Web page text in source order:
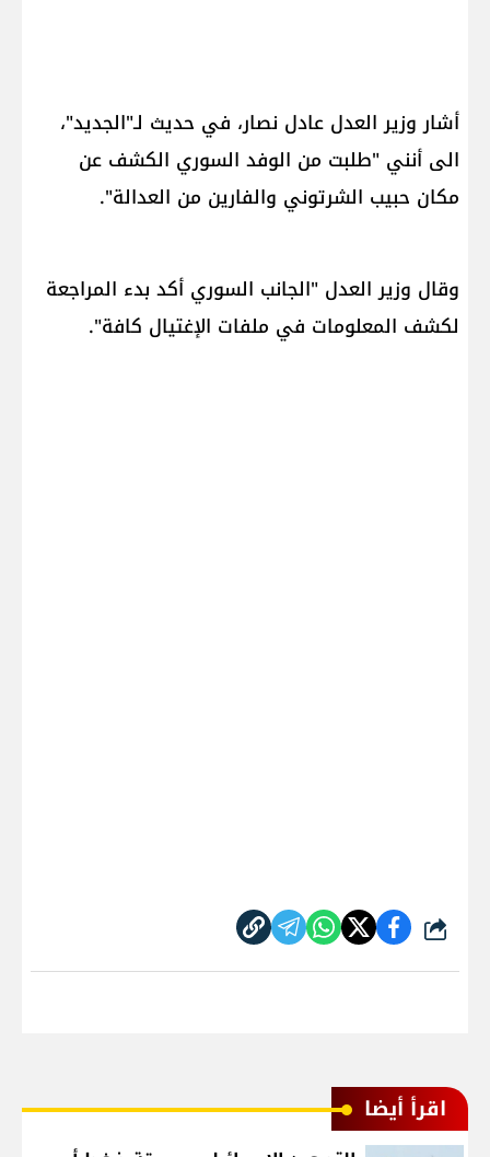
أشار وزير العدل عادل نصار، في حديث لـ"الجديد"،
الى أنني "طلبت من الوفد السوري الكشف عن
مكان حبيب الشرتوني والفارين من ​العدالة​".
وقال وزير العدل "الجانب السوري أكد بدء المراجعة
لكشف المعلومات في ملفات الإغتيال كافة".
شارك
اقرأ أيضا